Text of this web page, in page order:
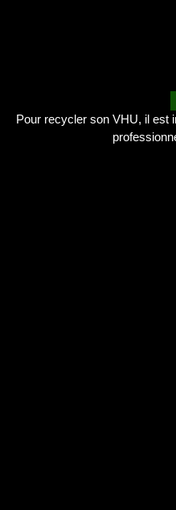
Pour recycler son VHU, il est